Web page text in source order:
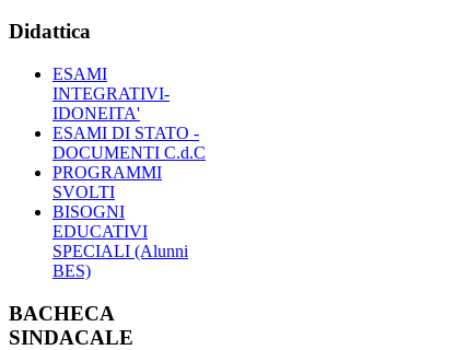
Didattica
ESAMI
INTEGRATIVI-
IDONEITA'
ESAMI DI STATO -
DOCUMENTI C.d.C
PROGRAMMI
SVOLTI
BISOGNI
EDUCATIVI
SPECIALI (Alunni
BES)
BACHECA
SINDACALE